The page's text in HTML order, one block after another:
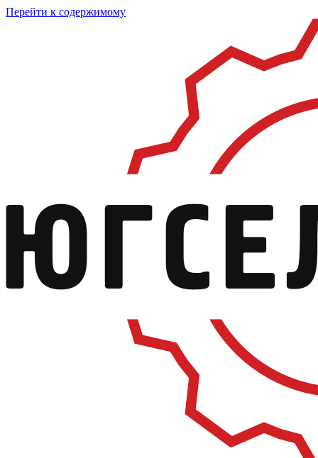
Перейти к содержимому